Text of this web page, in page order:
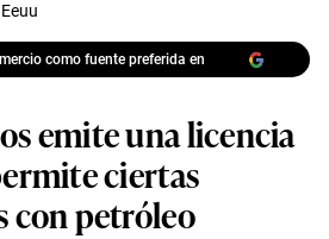
Eeuu
como fuente preferida en
emite una licencia
ciertas
con petróleo